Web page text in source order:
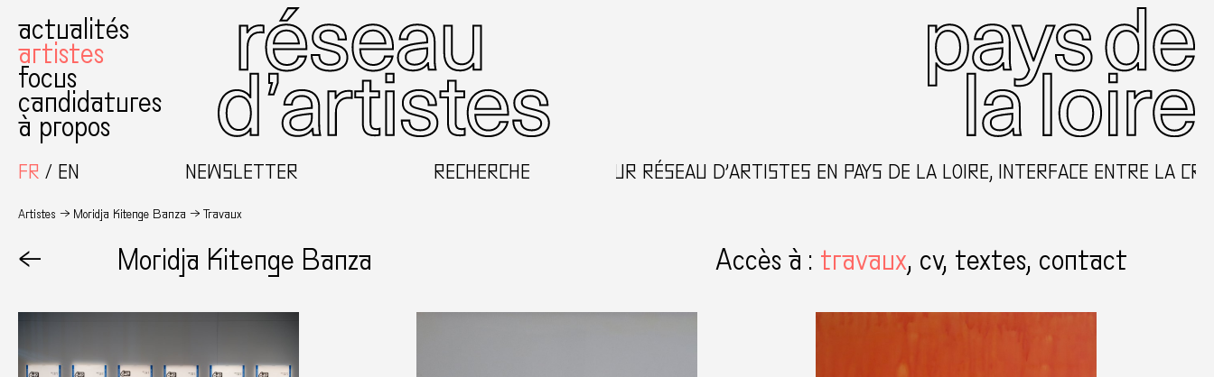
actualités
artistes
focus
candidatures
à propos
FR EN NEWSLETTER RECHERCHE
BIENVENUE SUR RÉSEAU D’ARTISTES EN PAYS DE LA LOIRE, INTERFACE ENTRE LA
Artistes Moridja Kitenge Banza Travaux
← Moridja Kitenge Banza Accès à : travaux cv textes contact